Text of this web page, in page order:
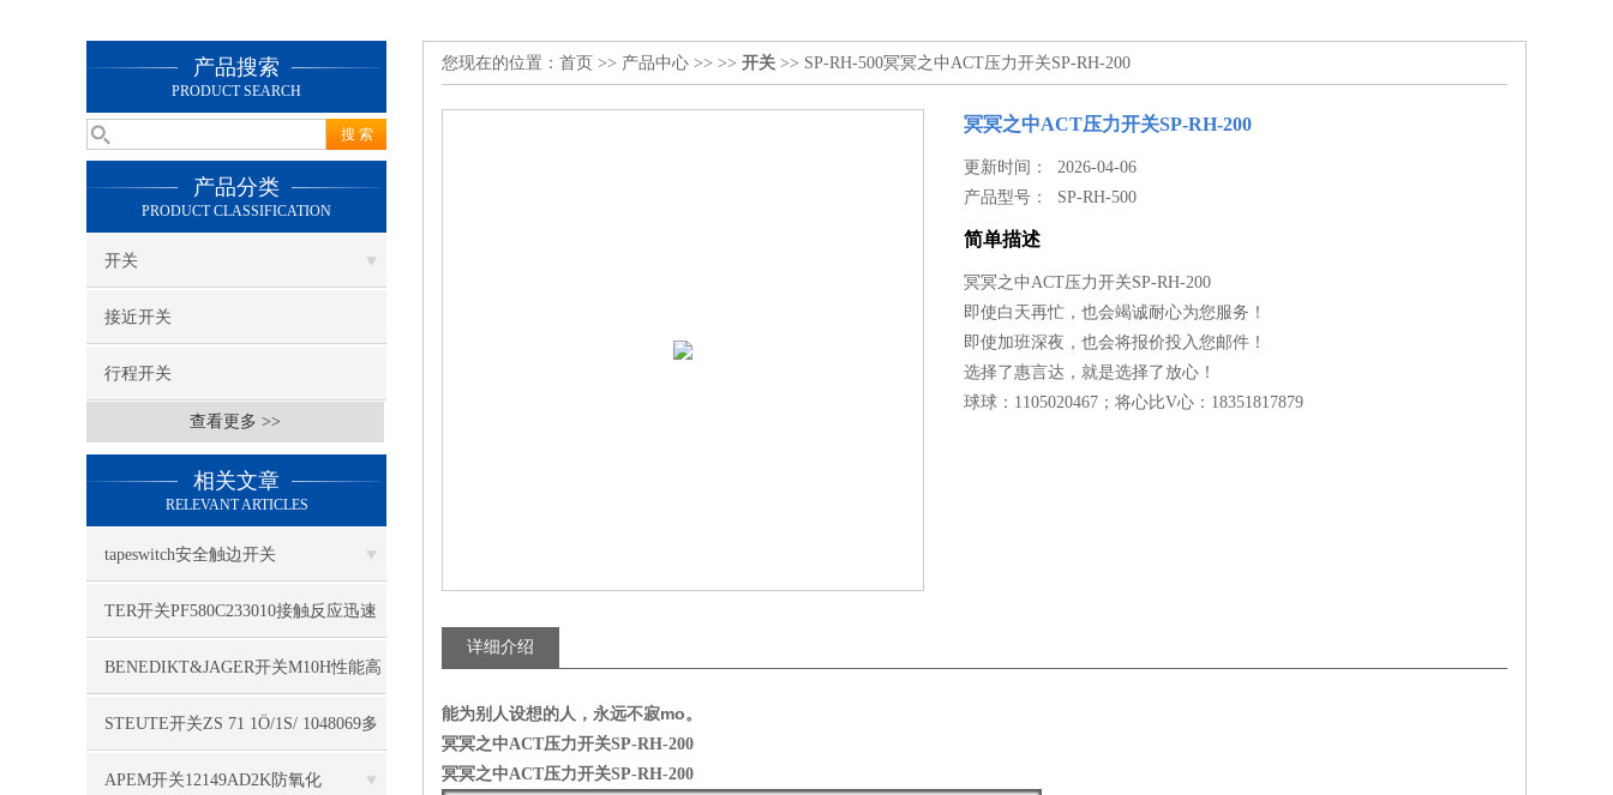
产品搜索
PRODUCT SEARCH
产品分类
PRODUCT CLASSIFICATION
开关
接近开关
行程开关
查看更多 >>
相关文章
RELEVANT ARTICLES
tapeswitch安全触边开关
TS16S/1000/F/A/B/FS/OE/2000/2000/N
全面
TER开关PF580C233010接触反应迅速
BENEDIKT&JAGER开关M10H性能高
STEUTE开关ZS 71 1Ö/1S/ 1048069多
重编码
APEM开关12149AD2K防氧化
您现在的位置： 首页 >> 产品中心 >> >> 开关 >> SP-RH-500冥冥之中ACT压力开关SP-RH-200
冥冥之中ACT压力开关SP-RH-200
更新时间： 2026-04-06
产品型号： SP-RH-500
简单描述
冥冥之中ACT压力开关SP-RH-200
即使白天再忙，也会竭诚耐心为您服务！
即使加班深夜，也会将报价投入您邮件！
选择了惠言达，就是选择了放心！
球球：1105020467；将心比V心：18351817879
详细介绍
能为别人设想的人，永远不寂mo。
冥冥之中ACT压力开关SP-RH-200
冥冥之中ACT压力开关SP-RH-200